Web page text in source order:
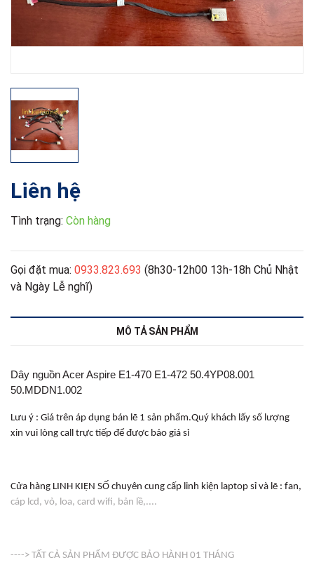
Liên hệ
Tình trạng: Còn hàng
Gọi đặt mua: 0933.823.693 (8h30-12h00 13h-18h Chủ Nhật
và Ngày Lễ nghĩ)
MÔ TẢ SẢN PHẨM
Dây nguồn Acer Aspire E1-470 E1-472 50.4YP08.001
50.MDDN1.002
Lưu ý : Giá trên áp dụng bán lẽ 1 sản phẩm.Quý khách lấy số lượng
xin vui lòng call trực tiếp để được báo giá sỉ
Cửa hàng LINH KIỆN SỐ chuyên cung cấp linh kiện laptop sỉ và lẽ : fan,
cáp lcd, vỏ, loa, card wifi, bản lề,....
----> TẤT CẢ SẢN PHẨM ĐƯỢC BẢO HÀNH 01 THÁNG